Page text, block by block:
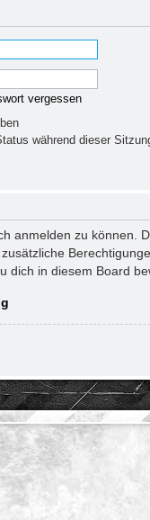
vergessen
während dieser
anmelden zu können.
dich in diesem Board